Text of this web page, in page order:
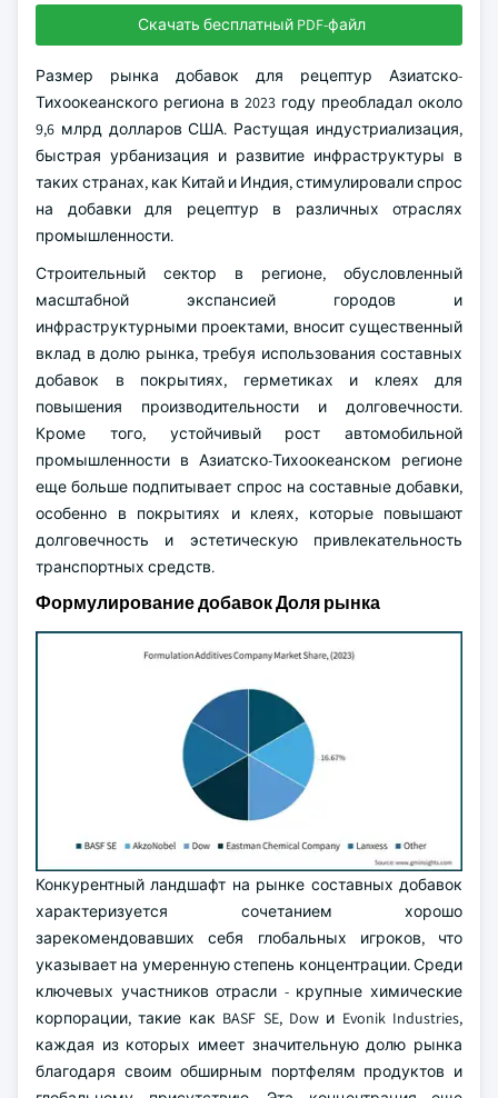
Скачать бесплатный PDF-файл
Размер рынка добавок для рецептур Азиатско-
Тихоокеанского региона в 2023 году преобладал около
9,6 млрд долларов США. Растущая индустриализация,
быстрая урбанизация и развитие инфраструктуры в
таких странах, как Китай и Индия, стимулировали спрос
на добавки для рецептур в различных отраслях
промышленности.
Строительный сектор в регионе, обусловленный
масштабной экспансией городов и
инфраструктурными проектами, вносит существенный
вклад в долю рынка, требуя использования составных
добавок в покрытиях, герметиках и клеях для
повышения производительности и долговечности.
Кроме того, устойчивый рост автомобильной
промышленности в Азиатско-Тихоокеанском регионе
еще больше подпитывает спрос на составные добавки,
особенно в покрытиях и клеях, которые повышают
долговечность и эстетическую привлекательность
транспортных средств.
Формулирование добавок Доля рынка
Конкурентный ландшафт на рынке составных добавок
характеризуется сочетанием хорошо
зарекомендовавших себя глобальных игроков, что
указывает на умеренную степень концентрации. Среди
ключевых участников отрасли - крупные химические
корпорации, такие как BASF SE, Dow и Evonik Industries,
каждая из которых имеет значительную долю рынка
благодаря своим обширным портфелям продуктов и